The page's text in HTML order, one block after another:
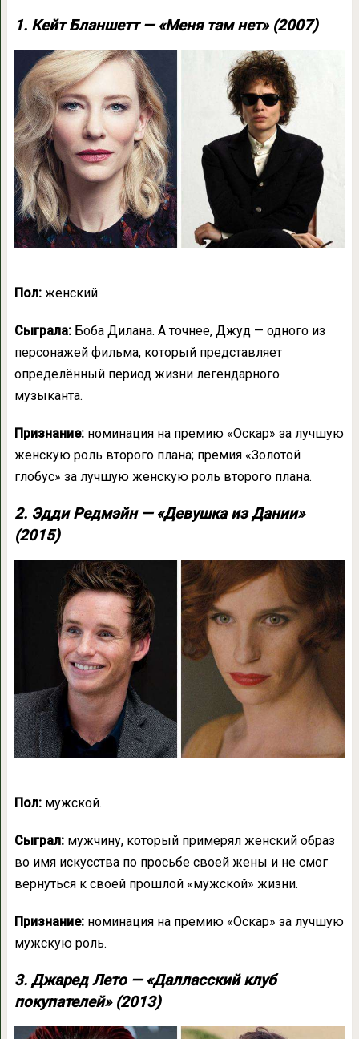
1. Кейт Бланшетт — «Меня там нет» (2007)
Пол:женский.
Сыграла: Боба Дилана. А точнее, Джуд — одного из
персонажей фильма, который представляет
определённый период жизни легендарного
музыканта.
Признание: номинация на премию «Оскар» за лучшую
женскую роль второго плана; премия «Золотой
глобус» за лучшую женскую роль второго плана.
2. Эдди Редмэйн — «Девушка из Дании»
(2015)
Пол:мужской.
Сыграл:мужчину, который примерял женский образ
во имя искусства по просьбе своей жены и не смог
вернуться к своей прошлой «мужской» жизни.
Признание:номинация на премию «Оскар» за лучшую
мужскую роль.
3. Джаред Лето — «Далласский клуб
покупателей» (2013)